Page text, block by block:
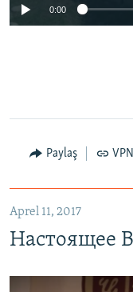
0:00
Paylaş
Aprel 11, 2017
Настоящее